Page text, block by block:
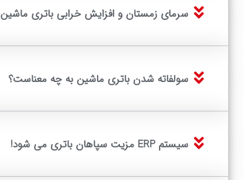
سرمای زمستان و افزایش خرابی باتری ماشین
سولفاته شدن باتری ماشین به چه معناست؟
سیستم ERP مزیت سپاهان باتری می شود!